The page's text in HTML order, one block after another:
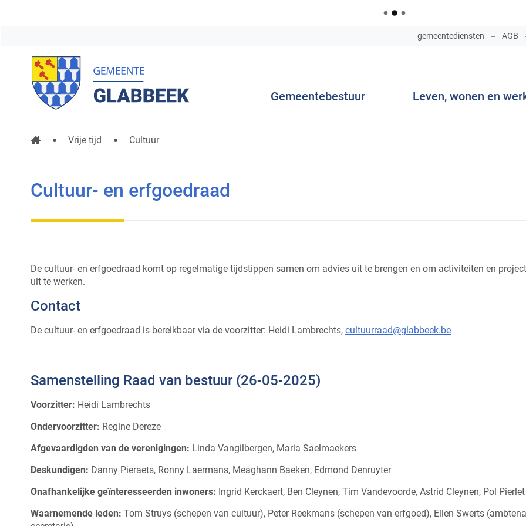
Gemeente
Glabbeek
Gemeentebestuur Leven, wonen en
gemeentediensten AGB
Startpagina
Vrije tijd
Cultuur
Cultuur- en erfgoedraad
De cultuur- en erfgoedraad komt op regelmatige tijdstippen samen om advies uit te brengen en om activiteiten en
uit te werken.
Contact
De cultuur- en erfgoedraad is bereikbaar via de voorzitter: Heidi Lambrechts, cultuurraad@glabbeek.be
Samenstelling Raad van bestuur (26-05-2025)
Voorzitter: Heidi Lambrechts
Ondervoorzitter: Regine Dereze
Afgevaardigden van de verenigingen: Linda Vangilbergen, Maria Saelmaekers
Deskundigen: Danny Pieraets, Ronny Laermans, Meaghann Baeken, Edmond Denruyter
Onafhankelijke geïnteresseerden inwoners: Ingrid Kerckaert, Ben Cleynen, Tim Vandevoorde, Astrid Cleynen, Pol Pierlet
Waarnemende leden: Tom Struys (schepen van cultuur), Peter Reekmans (schepen van erfgoed), Ellen Swerts